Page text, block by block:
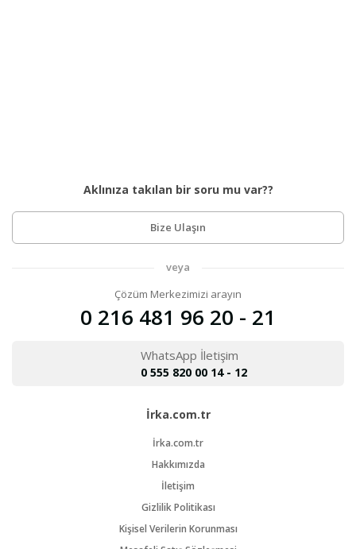
Aklınıza takılan bir soru mu var??
Bize Ulaşın
veya
Çözüm Merkezimizi arayın
0 216 481 96 20 - 21
WhatsApp İletişim
0 555 820 00 14 - 12
İrka.com.tr
İrka.com.tr
Hakkımızda
İletişim
Gizlilik Politikası
Kişisel Verilerin Korunması